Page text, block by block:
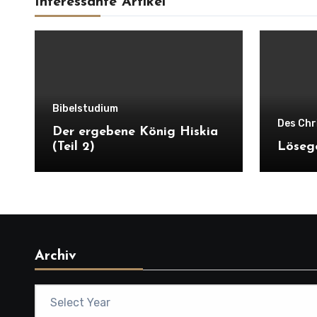
Bibelstudium
Der ergebene König Hiskia
(Teil 2)
Des
Archiv